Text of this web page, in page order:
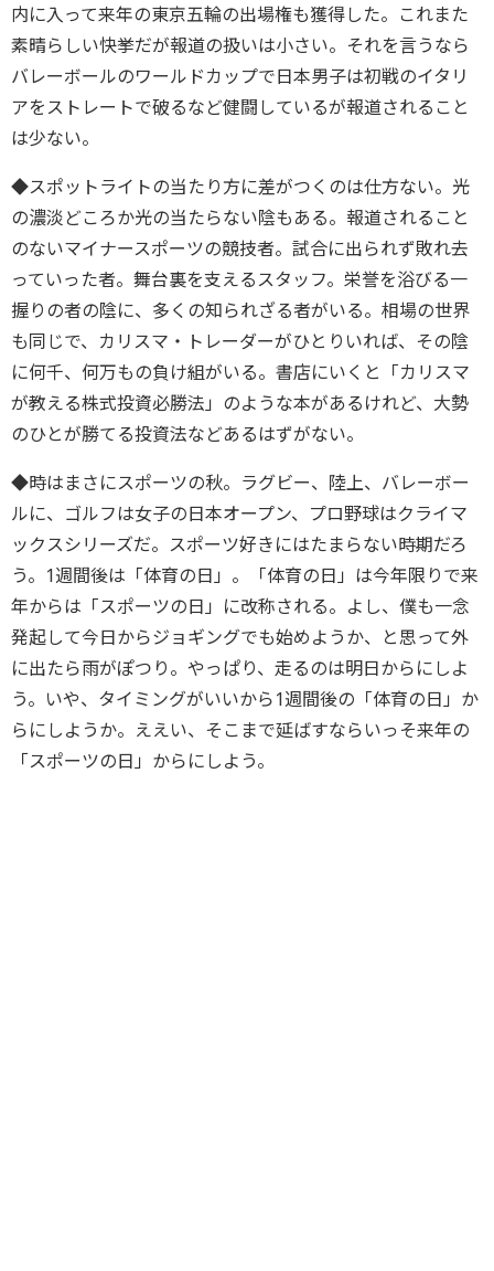
内に入って来年の東京五輪の出場権も獲得した。これまた
素晴らしい快挙だが報道の扱いは小さい。それを言うなら
バレーボールのワールドカップで日本男子は初戦のイタリ
アをストレートで破るなど健闘しているが報道されること
は少ない。
◆スポットライトの当たり方に差がつくのは仕方ない。光
の濃淡どころか光の当たらない陰もある。報道されること
のないマイナースポーツの競技者。試合に出られず敗れ去
っていった者。舞台裏を支えるスタッフ。栄誉を浴びる一
握りの者の陰に、多くの知られざる者がいる。相場の世界
も同じで、カリスマ・トレーダーがひとりいれば、その陰
に何千、何万もの負け組がいる。書店にいくと「カリスマ
が教える株式投資必勝法」のような本があるけれど、大勢
のひとが勝てる投資法などあるはずがない。
◆時はまさにスポーツの秋。ラグビー、陸上、バレーボー
ルに、ゴルフは女子の日本オープン、プロ野球はクライマ
ックスシリーズだ。スポーツ好きにはたまらない時期だろ
う。1週間後は「体育の日」。「体育の日」は今年限りで来
年からは「スポーツの日」に改称される。よし、僕も一念
発起して今日からジョギングでも始めようか、と思って外
に出たら雨がぽつり。やっぱり、走るのは明日からにしよ
う。いや、タイミングがいいから1週間後の「体育の日」か
らにしようか。ええい、そこまで延ばすならいっそ来年の
「スポーツの日」からにしよう。